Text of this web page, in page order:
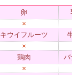
卵
×
キウイフルーツ
×
鶏肉 バ
×